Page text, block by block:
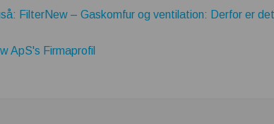
FilterNew – Gaskomfur og ventilation: Derfor er
ApS's Firmaprofil